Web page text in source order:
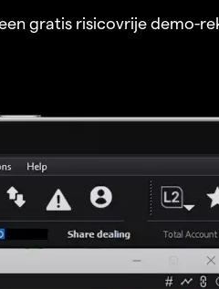
gratis risicovrije demo-